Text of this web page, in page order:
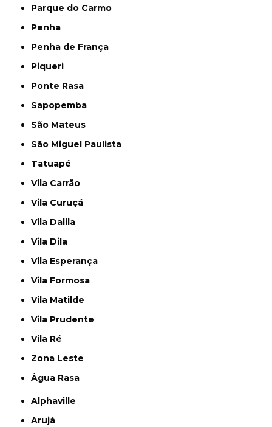
Parque do Carmo
Penha
Penha de França
Piqueri
Ponte Rasa
Sapopemba
São Mateus
São Miguel Paulista
Tatuapé
Vila Carrão
Vila Curuçá
Vila Dalila
Vila Dila
Vila Esperança
Vila Formosa
Vila Matilde
Vila Prudente
Vila Ré
Zona Leste
Água Rasa
Alphaville
Arujá